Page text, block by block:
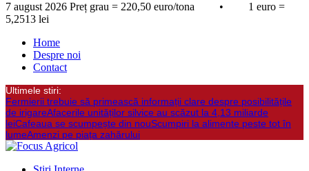
7 august 2026 Preț grau = 220,50 euro/tona • 1 euro =
5,2513 lei
Home
Despre noi
Contact
Ultimele stiri:
Fermierii trebuie să primească informații clare despre posibilitățile
de irigareAfacerile unităților silvice au scăzut la 4,13 miliarde
leiCafeaua se scumpește din nouScumpiri la alimente peste tot în
lumeAmenzi pe piața zahărului